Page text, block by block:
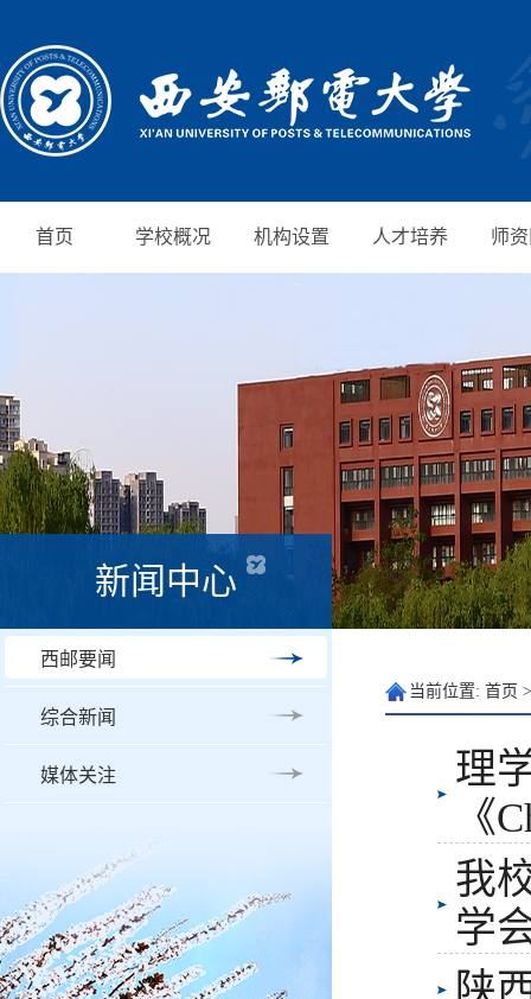
首页 学校概况 机构设置 人才培养 师
新闻中心
西邮要闻
综合新闻
媒体关注
当前位置: 首页
理
《
我
学